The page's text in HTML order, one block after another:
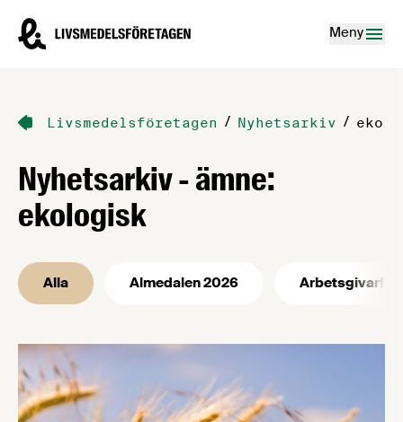
Livsmedelsföretagen – till startsidan
Meny
Livsmedelsföretagen / Nyhetsarkiv /
Nyhetsarkiv - ämne:
ekologisk
Alla Almedalen 2026